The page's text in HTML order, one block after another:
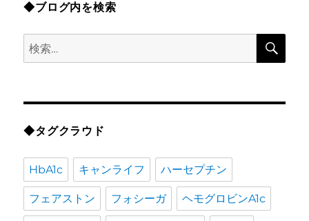
◆ブログ内を検索
検
索:
検
◆タグクラウド
HbA1c キャンライフ ハーセプチン
フェアストン フォシーガ ヘモグロビンA1c